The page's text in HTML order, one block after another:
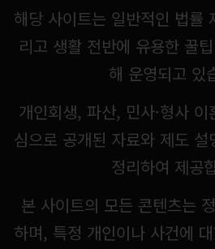
해당 사이트는 일반적인 법률
리고 생활 전반에 유용한 꿀
해 운영되고 있
개인회생, 파산, 민사·형사
심으로 공개된 자료와 제도
정리하여 제공
본 사이트의 모든 콘텐츠는
하며, 특정 개인이나 사건에